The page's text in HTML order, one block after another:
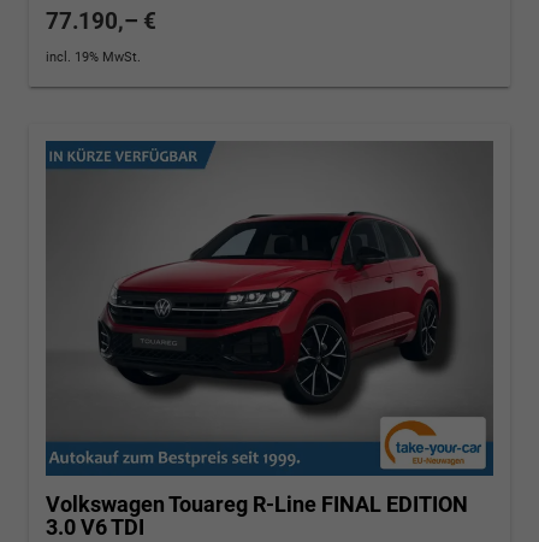
77.190,– €
incl. 19% MwSt.
Volkswagen Touareg R-Line FINAL EDITION
3.0 V6 TDI